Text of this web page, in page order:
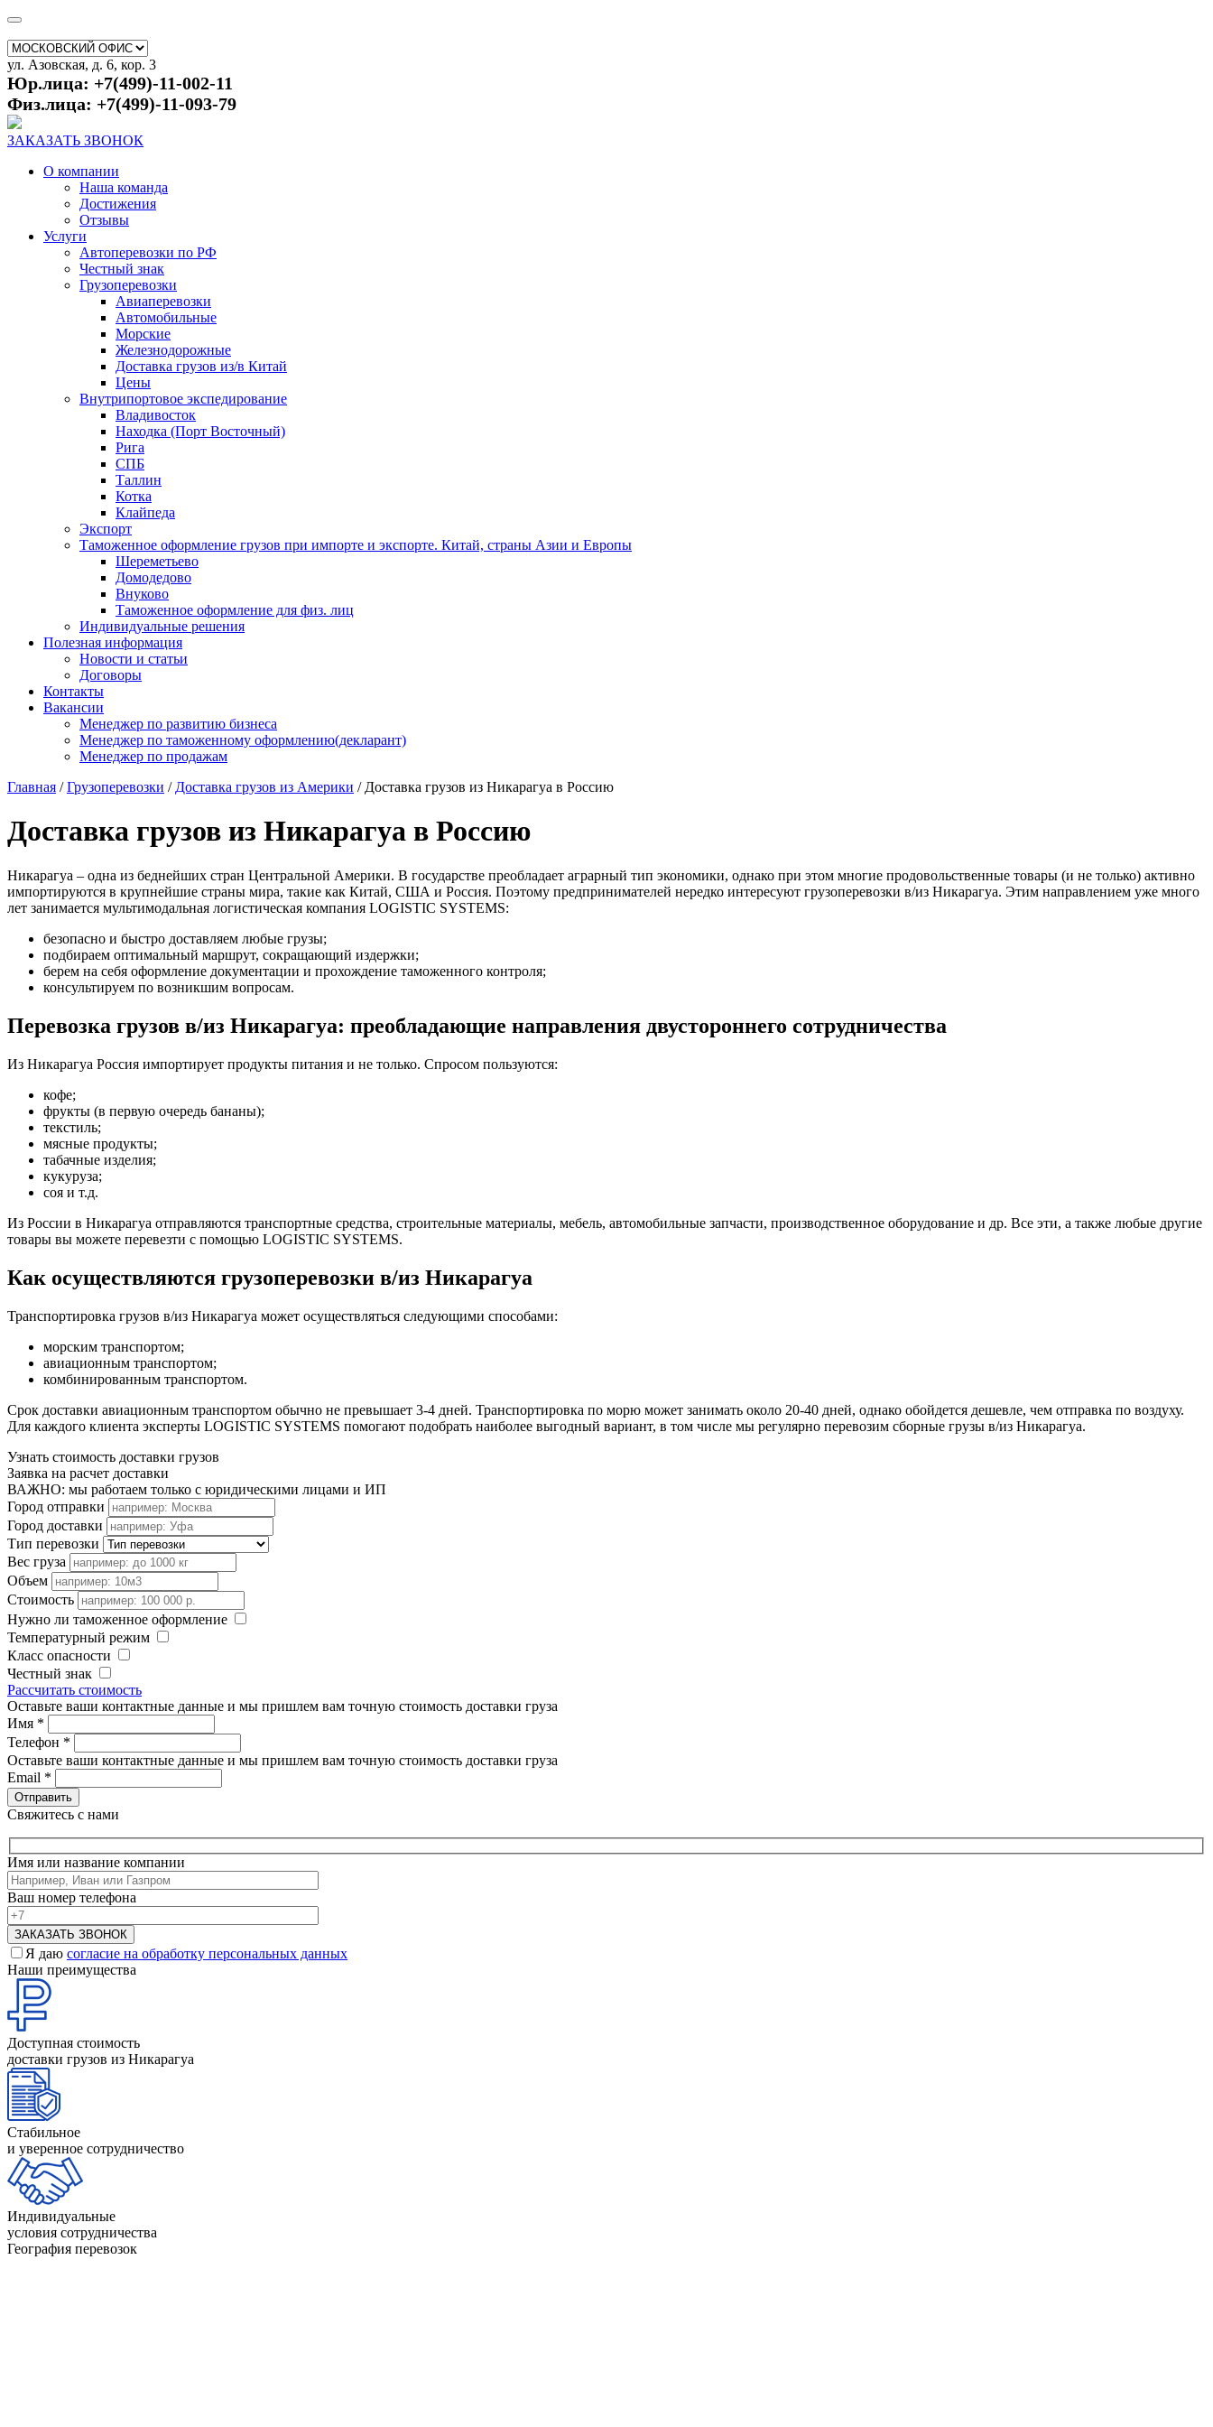
ул. Азовская, д. 6, кор. 3
Юр.лица: +7(499)-11-002-11
Физ.лица: +7(499)-11-093-79
ЗАКАЗАТЬ ЗВОНОК
О компании
Наша команда
Достижения
Отзывы
Услуги
Автоперевозки по РФ
Честный знак
Грузоперевозки
Авиаперевозки
Автомобильные
Морские
Железнодорожные
Доставка грузов из/в Китай
Цены
Внутрипортовое экспедирование
Владивосток
Находка (Порт Восточный)
Рига
СПБ
Таллин
Котка
Клайпеда
Экспорт
Таможенное оформление грузов при импорте и экспорте. Китай, страны Азии и Европы
Шереметьево
Домодедово
Внуково
Таможенное оформление для физ. лиц
Индивидуальные решения
Полезная информация
Новости и статьи
Договоры
Контакты
Вакансии
Менеджер по развитию бизнеса
Менеджер по таможенному оформлению(декларант)
Менеджер по продажам
Главная /Грузоперевозки / Доставка грузов из Америки / Доставка грузов из Никарагуа в Россию
Доставка грузов из Никарагуа в Россию
Никарагуа – одна из беднейших стран Центральной Америки. В государстве преобладает аграрный тип экономики, однако при этом многие продовольственные товары (и не только) активно
импортируются в крупнейшие страны мира, такие как Китай, США и Россия. Поэтому предпринимателей нередко интересуют грузоперевозки в/из Никарагуа. Этим направлением уже много
лет занимается мультимодальная логистическая компания LOGISTIC SYSTEMS:
безопасно и быстро доставляем любые грузы;
подбираем оптимальный маршрут, сокращающий издержки;
берем на себя оформление документации и прохождение таможенного контроля;
консультируем по возникшим вопросам.
Перевозка грузов в/из Никарагуа: преобладающие направления двустороннего сотрудничества
Из Никарагуа Россия импортирует продукты питания и не только. Спросом пользуются:
кофе;
фрукты (в первую очередь бананы);
текстиль;
мясные продукты;
табачные изделия;
кукуруза;
соя и т.д.
Из России в Никарагуа отправляются транспортные средства, строительные материалы, мебель, автомобильные запчасти, производственное оборудование и др. Все эти, а также любые другие
товары вы можете перевезти с помощью LOGISTIC SYSTEMS.
Как осуществляются грузоперевозки в/из Никарагуа
Транспортировка грузов в/из Никарагуа может осуществляться следующими способами:
морским транспортом;
авиационным транспортом;
комбинированным транспортом.
Срок доставки авиационным транспортом обычно не превышает 3-4 дней. Транспортировка по морю может занимать около 20-40 дней, однако обойдется дешевле, чем отправка по воздуху.
Для каждого клиента эксперты LOGISTIC SYSTEMS помогают подобрать наиболее выгодный вариант, в том числе мы регулярно перевозим сборные грузы в/из Никарагуа.
Узнать стоимость доставки грузов
Заявка на расчет доставки
ВАЖНО: мы работаем только с юридическими лицами и ИП
Город отправки
Город доставки
Тип перевозки
Вес груза
Объем
Стоимость
Нужно ли таможенное оформление
Температурный режим
Класс опасности
Честный знак
Рассчитать стоимость
Оставьте ваши контактные данные и мы пришлем вам точную стоимость доставки груза
Имя *
Телефон *
Оставьте ваши контактные данные и мы пришлем вам точную стоимость доставки груза
Email *
Свяжитесь с нами
Имя или название компании
Ваш номер телефона
Я даю согласие на обработку персональных данных
Наши преимущества
Доступная стоимость
доставки грузов из Никарагуа
Стабильное
и уверенное сотрудничество
Индивидуальные
условия сотрудничества
География перевозок